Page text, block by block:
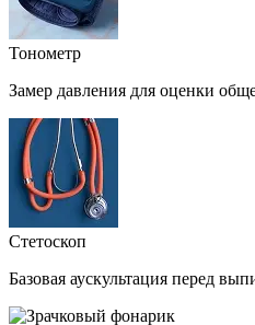
Тонометр
Замер давления для оценки
Стетоскоп
Базовая аускультация перед